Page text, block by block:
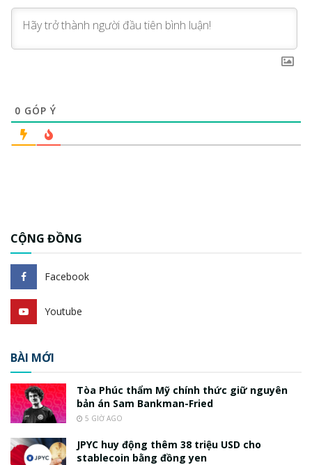
0 GÓP Ý
CỘNG ĐỒNG
Facebook
Youtube
BÀI MỚI
Tòa Phúc thẩm Mỹ chính thức giữ nguyên
bản án Sam Bankman-Fried
5 GIỜ AGO
JPYC huy động thêm 38 triệu USD cho
stablecoin bằng đồng yen